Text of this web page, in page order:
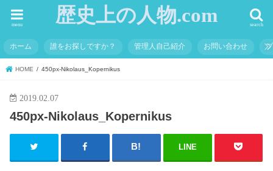
歴史上の人物.com search
menu
ホーム 誰をお探しですか？ 管理人自己紹介 お問い合わせ
HOME 450px-Nikolaus_Kopernikus
2019.02.07
450px-Nikolaus_Kopernikus
LINE